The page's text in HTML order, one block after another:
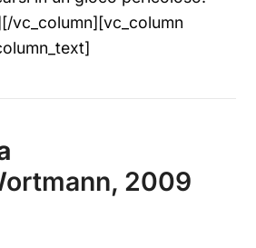
vc_column][vc_column
2009